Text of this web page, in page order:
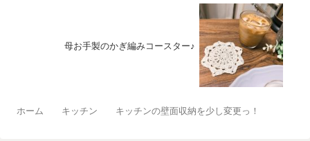
母お手製のかぎ編みコースター♪
ホーム キッチン キッチンの壁面収納を少し変更っ！